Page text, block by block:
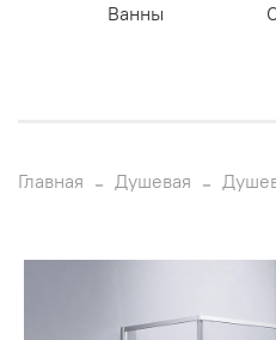
Ванны
Главная Душевая